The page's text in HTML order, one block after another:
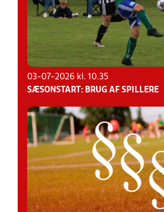
03-07-2026 kl. 10.35
SÆSONSTART: BRUG AF SPILLERE